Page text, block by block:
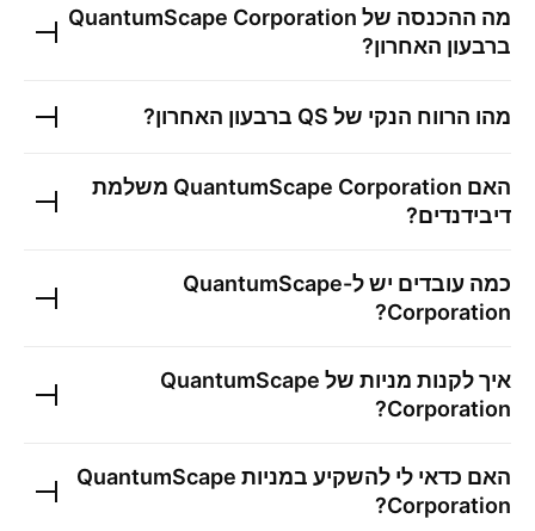
מה ההכנסה של QuantumScape Corporation
ברבעון האחרון?
מהו הרווח הנקי של QS ברבעון האחרון?
האם QuantumScape Corporation משלמת
דיבידנדים?
כמה עובדים יש ל-QuantumScape
Corporation
?
איך לקנות מניות של QuantumScape
Corporation
?
האם כדאי לי להשקיע במניות QuantumScape
Corporation
?